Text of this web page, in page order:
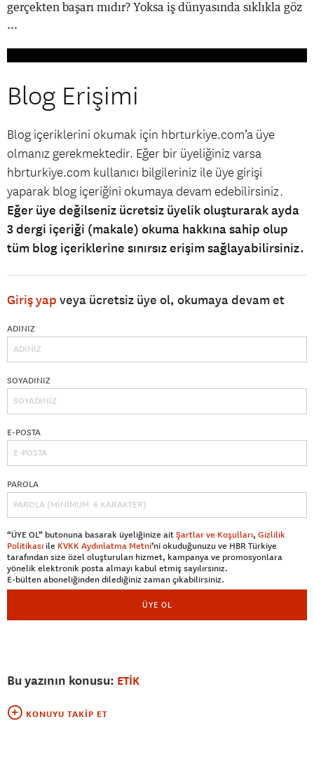
gerçekten başarı mıdır? Yoksa iş dünyasında sıklıkla göz
...
Blog Erişimi
Blog içeriklerini okumak için hbrturkiye.com’a üye
olmanız gerekmektedir. Eğer bir üyeliğiniz varsa
hbrturkiye.com kullanıcı bilgileriniz ile üye girişi
yaparak blog içeriğini okumaya devam edebilirsiniz.
Eğer üye değilseniz ücretsiz üyelik oluşturarak ayda
3 dergi içeriği (makale) okuma hakkına sahip olup
tüm blog içeriklerine sınırsız erişim sağlayabilirsiniz.
Giriş yap veya ücretsiz üye ol, okumaya devam et
ADINIZ
SOYADINIZ
E-POSTA
PAROLA
“ÜYE OL” butonuna basarak üyeliğinize aitŞartlar ve Koşulları, Gizlilik
Politikası ile KVKK Aydınlatma Metni’ni okuduğunuzu ve HBR Türkiye
tarafından size özel oluşturulan hizmet, kampanya ve promosyonlara
yönelik elektronik posta almayı kabul etmiş sayılırsınız.
E-bülten aboneliğinden dilediğiniz zaman çıkabilirsiniz.
ÜYE OL
Bu yazının konusu: ETİK
KONUYU TAKIP ET